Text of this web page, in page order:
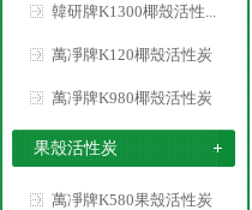
韓研牌K1300椰殼活性...
萬凈牌K120椰殼活性炭
萬凈牌K980椰殼活性炭
果殼活性炭
萬凈牌K580果殼活性炭